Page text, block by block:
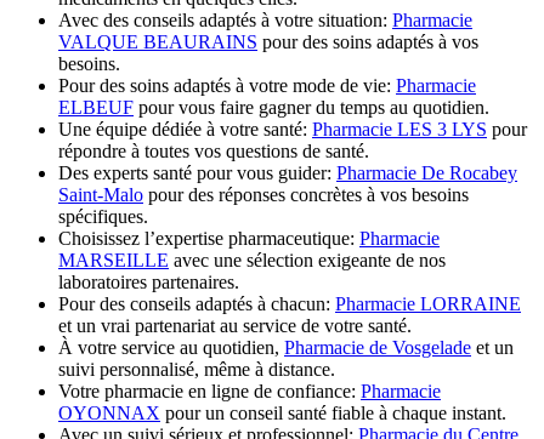
Avec des conseils adaptés à votre situation: Pharmacie
VALQUE BEAURAINS pour des soins adaptés à vos
besoins.
Pour des soins adaptés à votre mode de vie: Pharmacie
ELBEUF pour vous faire gagner du temps au quotidien.
Une équipe dédiée à votre santé: Pharmacie LES 3 LYS pour
répondre à toutes vos questions de santé.
Des experts santé pour vous guider: Pharmacie De Rocabey
Saint-Malo pour des réponses concrètes à vos besoins
spécifiques.
Choisissez l’expertise pharmaceutique: Pharmacie
MARSEILLE avec une sélection exigeante de nos
laboratoires partenaires.
Pour des conseils adaptés à chacun: Pharmacie LORRAINE
et un vrai partenariat au service de votre santé.
À votre service au quotidien, Pharmacie de Vosgelade et un
suivi personnalisé, même à distance.
Votre pharmacie en ligne de confiance: Pharmacie
OYONNAX pour un conseil santé fiable à chaque instant.
Avec un suivi sérieux et professionnel: Pharmacie du Centre